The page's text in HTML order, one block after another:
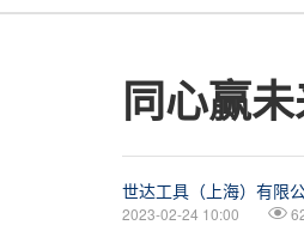
同心赢
世达工具（上海）有限
2023-02-24 10:00